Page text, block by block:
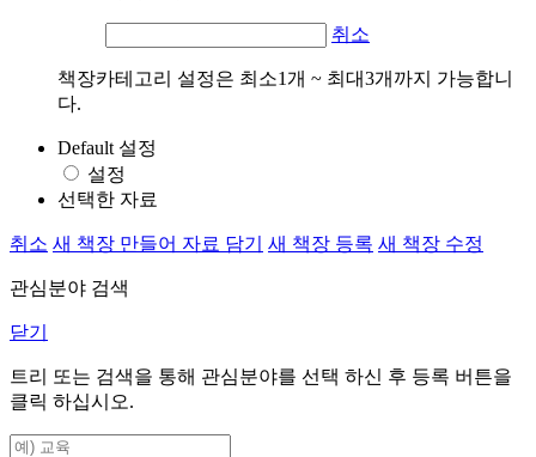
취소
책장카테고리 설정은 최소1개 ~ 최대3개까지 가능합니
다.
Default 설정
설정
선택한 자료
취소 새 책장 만들어 자료 담기 새 책장 등록 새 책장 수정
관심분야 검색
닫기
트리 또는 검색을 통해 관심분야를 선택 하신 후 등록 버튼을
클릭 하십시오.